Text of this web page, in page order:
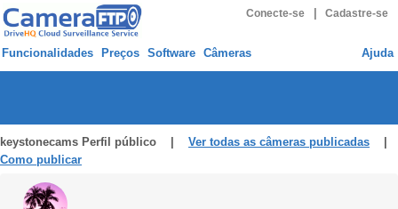
Conecte-se Cadastre-se
Funcionalidades Preços Software Câmeras Ajuda
keystonecams Perfil público | Ver todas as câmeras publicadas
Como publicar